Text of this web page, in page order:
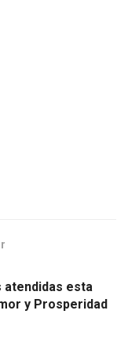
atendidas esta
y Prosperidad